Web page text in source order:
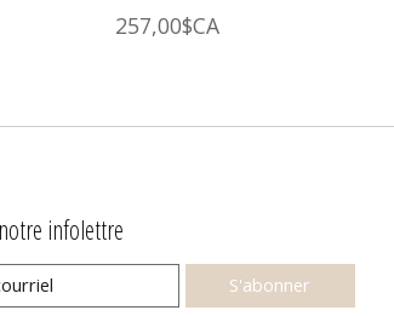
257,00$CA
infolettre
S'abonner